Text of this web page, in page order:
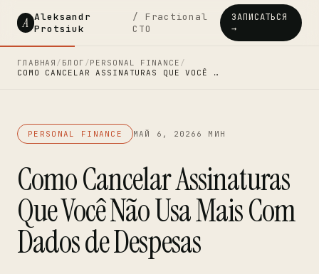
A Aleksandr
Protsiuk
/ Fractional
CTO
ЗАПИСАТЬСЯ
→
ГЛАВНАЯ / БЛОГ /PERSONAL FINANCE /
COMO CANCELAR ASSINATURAS QUE VOCÊ …
PERSONAL FINANCE МАЙ 6, 2026 6 МИН
Como Cancelar Assinaturas
Que Você Não Usa Mais Com
Dados de Despesas